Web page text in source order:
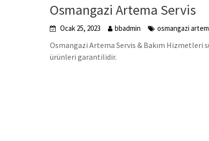
Osmangazi Artema Servis
Ocak 25, 2023 bbadmin osmangazi
Osmangazi Artema Servis & Bakım Hizmetleri
ürünleri garantilidir.